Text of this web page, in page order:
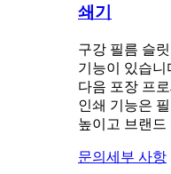
쇄기
구강 필름 슬
기능이 있습니
다음 포장 프
인쇄 기능은
높이고 브랜드
문의 세부 사항